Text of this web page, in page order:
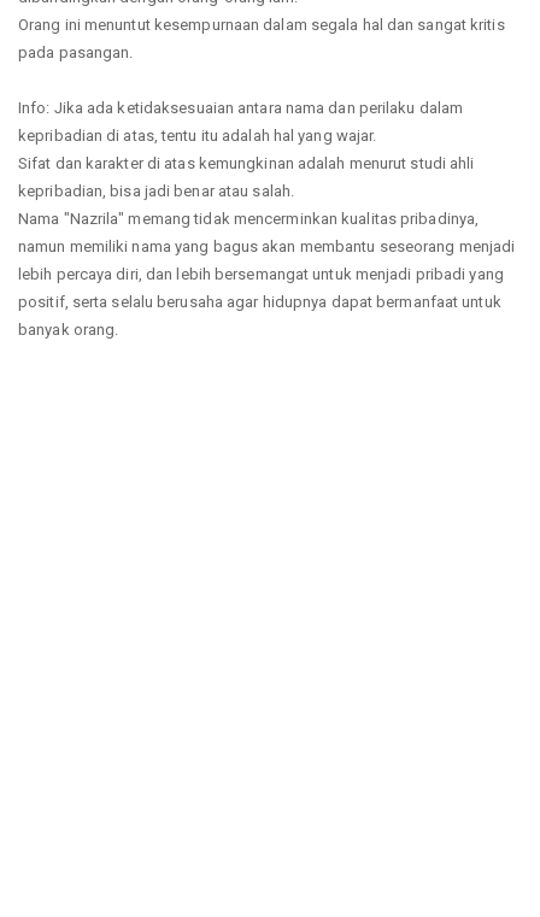
Orang ini menuntut kesempurnaan dalam segala hal dan sangat kritis
pada pasangan.
Info: Jika ada ketidaksesuaian antara nama dan perilaku dalam
kepribadian di atas, tentu itu adalah hal yang wajar.
Sifat dan karakter di atas kemungkinan adalah menurut studi ahli
kepribadian, bisa jadi benar atau salah.
Nama "Nazrila" memang tidak mencerminkan kualitas pribadinya,
namun memiliki nama yang bagus akan membantu seseorang menjadi
lebih percaya diri, dan lebih bersemangat untuk menjadi pribadi yang
positif, serta selalu berusaha agar hidupnya dapat bermanfaat untuk
banyak orang.